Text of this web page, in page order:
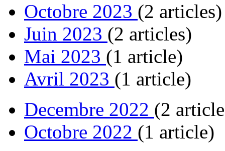
Octobre 2023 (2 articles)
Juin 2023 (2 articles)
Mai 2023 (1 article)
Avril 2023 (1 article)
Decembre 2022 (2
Octobre 2022 (1 article)